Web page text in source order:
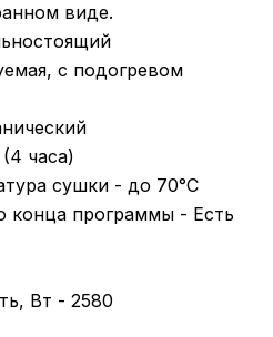
виде.
с подогревом
часа)
сушки - до 70°С
конца программы - Есть
Вт - 2580